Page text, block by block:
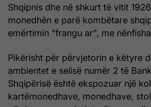
Shqipnis dhe në shkurt të vitit
monedhën e parë kombëtare
emërtimin "frangu ar", me
Pikërisht për përvjetorin e këtyre
ambientet e selisë numër 2 të
Shqipërisë është ekspozuar një
kartëmonedhave, monedhave,